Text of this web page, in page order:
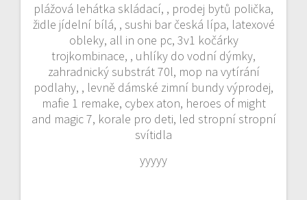
plážová lehátka skládací, , prodej bytů polička,
židle jídelní bílá, , sushi bar česká lípa, latexové
obleky, all in one pc, 3v1 kočárky
trojkombinace, , uhlíky do vodní dýmky,
zahradnický substrát 70l, mop na vytírání
podlahy, , levně dámské zimní bundy výprodej,
mafie 1 remake, cybex aton, heroes of might
and magic 7, korale pro deti, led stropní stropní
svítidla
yyyyy